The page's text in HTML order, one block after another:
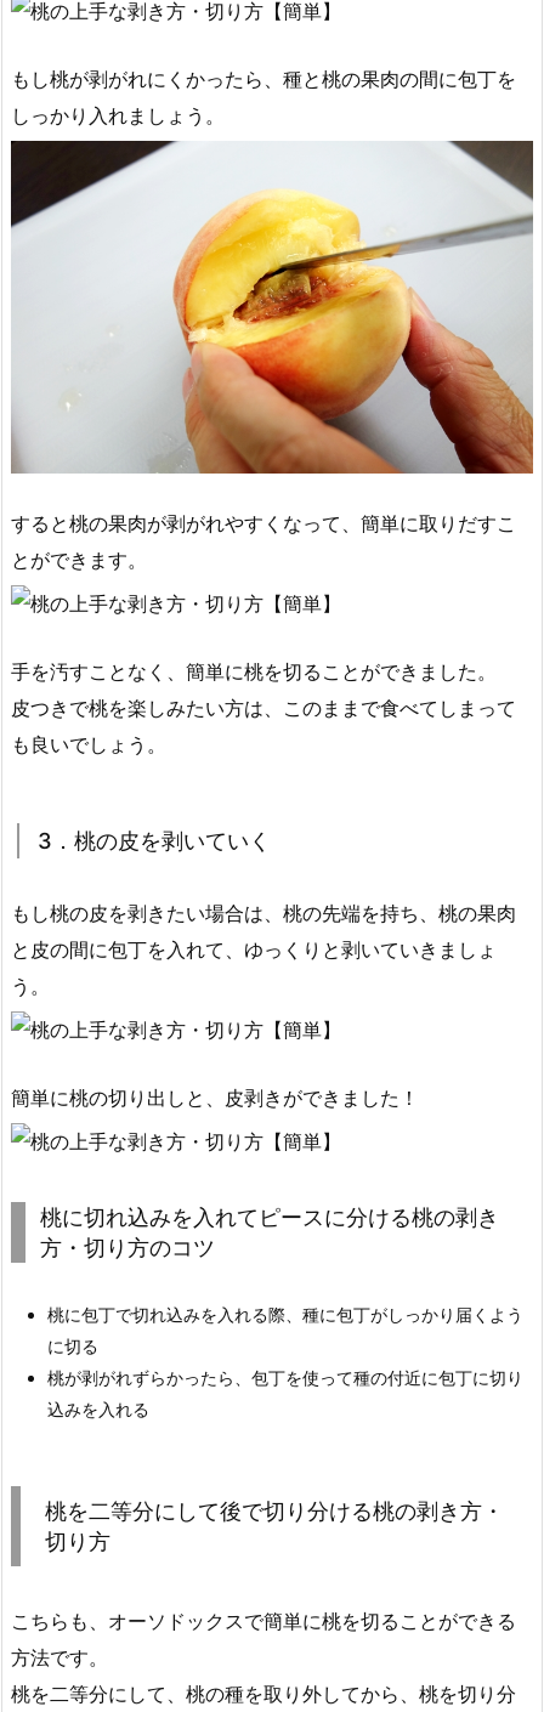
もし桃が剥がれにくかったら、種と桃の果肉の間に包丁を
しっかり入れましょう。
すると桃の果肉が剥がれやすくなって、簡単に取りだすこ
とができます。
手を汚すことなく、簡単に桃を切ることができました。
皮つきで桃を楽しみたい方は、このままで食べてしまって
も良いでしょう。
3．桃の皮を剥いていく
もし桃の皮を剥きたい場合は、桃の先端を持ち、桃の果肉
と皮の間に包丁を入れて、ゆっくりと剥いていきましょ
う。
簡単に桃の切り出しと、皮剥きができました！
桃に切れ込みを入れてピースに分ける桃の剥き
方・切り方のコツ
桃に包丁で切れ込みを入れる際、種に包丁がしっかり届くよう
に切る
桃が剥がれずらかったら、包丁を使って種の付近に包丁に切り
込みを入れる
桃を二等分にして後で切り分ける桃の剥き方・
切り方
こちらも、オーソドックスで簡単に桃を切ることができる
方法です。
桃を二等分にして、桃の種を取り外してから、桃を切り分